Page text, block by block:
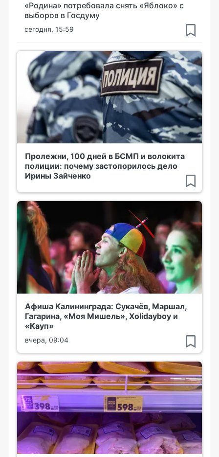
«Родина» потребовала снять «Яблоко» с
выборов в Госдуму
сегодня, 15:59
Пролежни, 100 дней в БСМП и волокита
полиции: почему застопорилось дело
Ирины Зайченко
Афиша Калининграда: Сукачёв, Маршал,
Гагарина, «Моя Мишель», Xolidayboy и
«Кауп»
вчера, 09:04